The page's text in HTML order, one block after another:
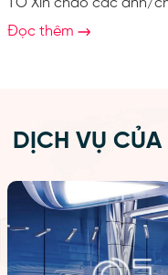
TÔ Xin chào các anh/
Tuyển dụng và HR
Đọc thêm
DỊCH VỤ